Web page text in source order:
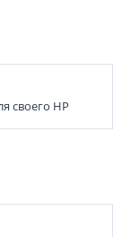
своего НР